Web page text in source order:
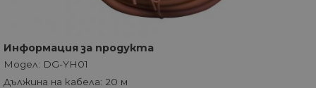
Информация за продукта
Модел: DG-YH01
Дължина на кабела: 20 м